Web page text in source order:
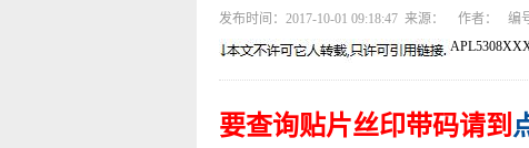
发布时间：2017-10-01 09:18:47 来源： 作者： 编
要查询贴片丝印带码请到